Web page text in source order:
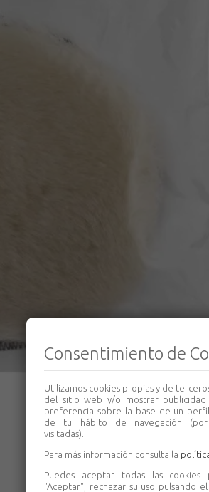
Consentimiento de
Utilizamos cookies propias y de
del sitio web y/o mostrar publicidad
preferencia sobre la base de un
de tu hábito de navegación (por
visitadas).
Para más información consulta la
Puedes aceptar todas las cookies
"Aceptar", rechazar su uso pulsando